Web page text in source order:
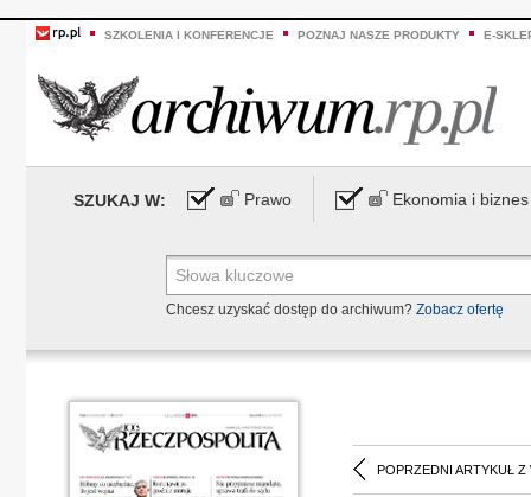
SZKOLENIA I KONFERENCJE POZNAJ NASZE PRODUKTY E-
SZUKAJ W: Prawo Ekonomia i biznes
Chcesz uzyskać dostęp do archiwum? Zobacz ofertę
POPRZEDNI ARTYKUŁ Z